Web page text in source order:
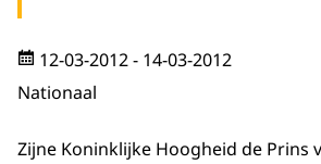
12-03-2012- 14-03-2012
Nationaal
Zijne Koninklijke Hoogheid de Prins